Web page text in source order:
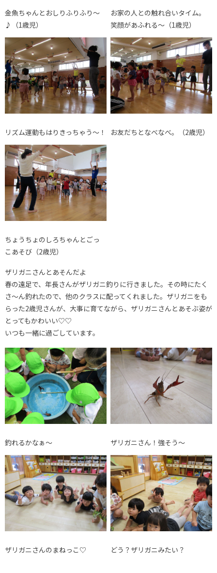
金魚ちゃんとおしりふりふり～
♪
（1歳児）
お家の人との触れ合いタイム。
笑顔があふれる～（1歳児）
リズム運動もはりきっちゃう～！ お友だちとなべなべ。（2歳児）
ちょうちょのしろちゃんとごっ
こあそび（2歳児）
ザリガニさんとあそんだよ
春の遠足で、年長さんがザリガニ釣りに行きました。その時にたく
さ～ん釣れたので、他のクラスに配ってくれました。ザリガニをも
らった2歳児さんが、大事に育てながら、ザリガニさんとあそぶ姿が
とってもかわいい♡♡
いつも一緒に過ごしています。
釣れるかなぁ～ ザリガニさん！強そう～
ザリガニさんのまねっこ♡ どう？ザリガニみたい？